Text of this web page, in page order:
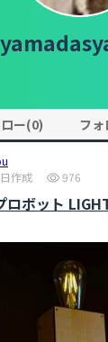
ー(0) フ
作成
976
ボット